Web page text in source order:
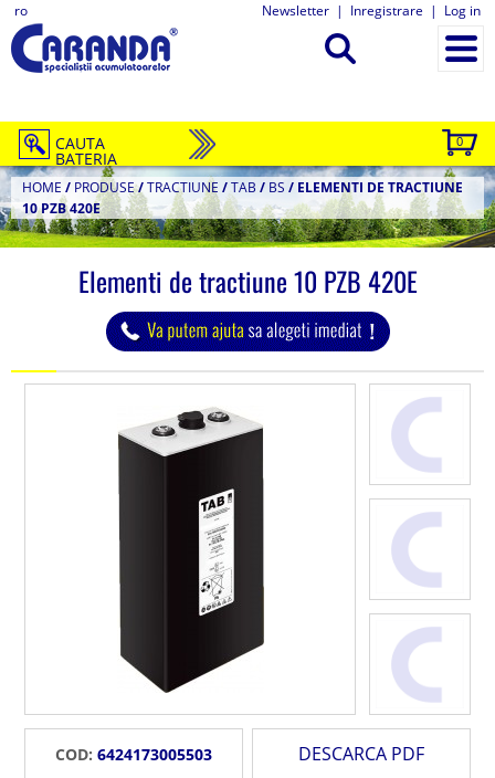
ro Newsletter | Inregistrare | Log in
0
CAUTA
BATERIA
HOME / PRODUSE/TRACTIUNE /TAB / BS / ELEMENTI DE TRACTIUNE
10 PZB 420E
Elementi de tractiune 10 PZB 420E
COD: 6424173005503 DESCARCA PDF